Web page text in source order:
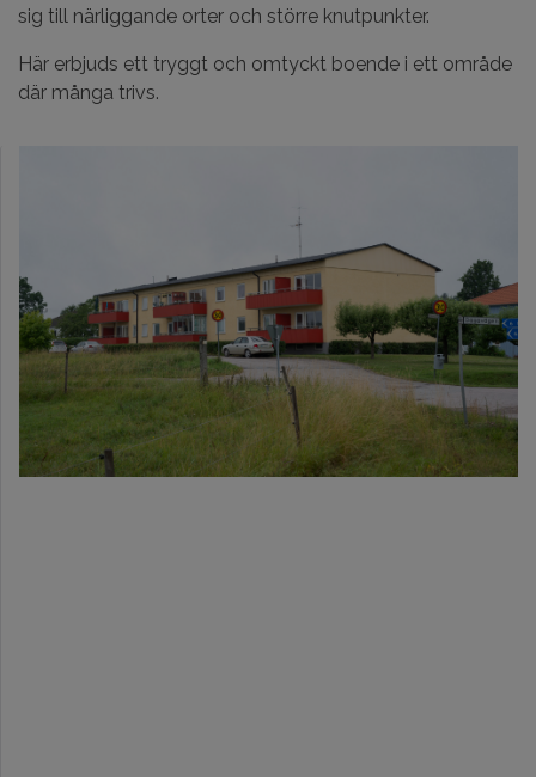
sig till närliggande orter och större knutpunkter.
Här erbjuds ett tryggt och omtyckt boende i ett område
där många trivs.